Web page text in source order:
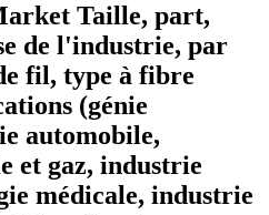
Taille, part,
de l'industrie, par
fil, type à fibre
(génie
automobile,
et gaz, industrie
médicale, industrie